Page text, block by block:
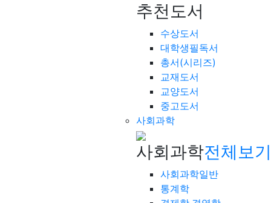
추천도서
수상도서
대학생필독서
총서(시리즈)
교재도서
교양도서
중고도서
사회과학
사회과학전체보
사회과학일반
통계학